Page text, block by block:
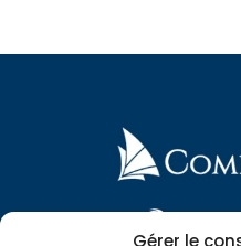
Gérer le